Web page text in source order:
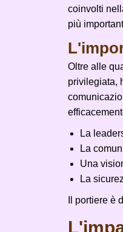
coinvolti
più
Oltre alle
privilegiata,
La
La
Una
La
Il portiere